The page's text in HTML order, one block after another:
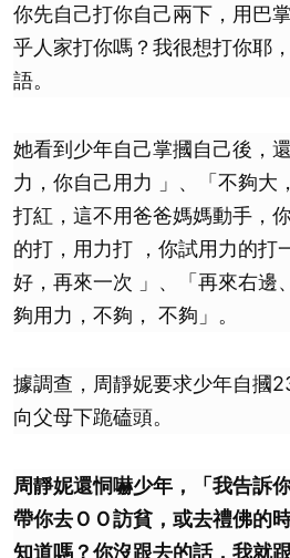
你先自己打你自己兩下，用巴
乎人家打你嗎？我很想打你耶
語。
她看到少年自己掌摑自己後，
力，你自己用力 」、「不夠大
打紅，這不用爸爸媽媽動手，
的打，用力打 ，你試用力的打
好，再來一次 」、「再來右邊
夠用力，不夠， 不夠」。
據調查，周靜妮要求少年自摑
向父母下跪磕頭。
周靜妮還恫嚇少年，「我告訴
帶你去ＯＯ訪貧，或去禮佛的
知道嗎？你沒跟去的話，我就